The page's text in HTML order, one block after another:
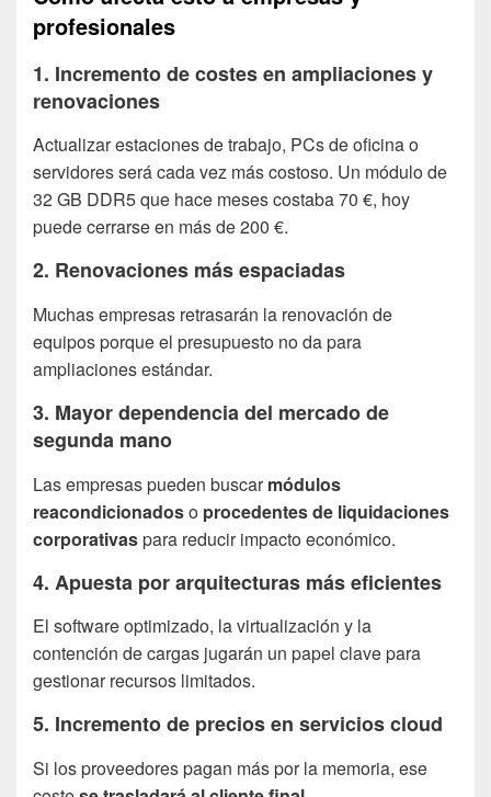
profesionales
1. Incremento de costes en ampliaciones y
renovaciones
Actualizar estaciones de trabajo, PCs de oficina o
servidores será cada vez más costoso. Un módulo de
32 GB DDR5 que hace meses costaba 70 €, hoy
puede cerrarse en más de 200 €.
2. Renovaciones más espaciadas
Muchas empresas retrasarán la renovación de
equipos porque el presupuesto no da para
ampliaciones estándar.
3. Mayor dependencia del mercado de
segunda mano
Las empresas pueden buscarmódulos
reacondicionadoso procedentes de liquidaciones
corporativaspara reducir impacto económico.
4. Apuesta por arquitecturas más eficientes
El software optimizado, la virtualización y la
contención de cargas jugarán un papel clave para
gestionar recursos limitados.
5. Incremento de precios en servicios cloud
Si los proveedores pagan más por la memoria, ese